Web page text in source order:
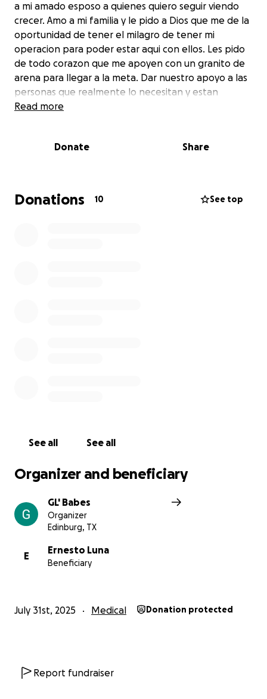
a mi amado esposo a quienes quiero seguir viendo
crecer. Amo a mi familia y le pido a Dios que me de la
oportunidad de tener el milagro de tener mi
operacion para poder estar aqui con ellos. Les pido
de todo corazon que me apoyen con un granito de
arena para llegar a la meta. Dar nuestro apoyo a las
personas que realmente lo necesitan y estan
pasando por una situacion dificil, en este caso me a
recursos necesarios. Hoy por mi, mañana por
Read more
Donate Share
Donations 10 See top
See all See all
Organizer and beneficiary
GL' Babes
Organizer
Edinburg, TX
E
Ernesto Luna
Beneficiary
July 31st, 2025 Medical Donation protected
Report fundraiser